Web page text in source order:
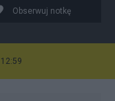
Obserwuj notkę